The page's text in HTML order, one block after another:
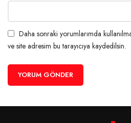
Daha sonraki yorumlarımda
ve site adresim bu tarayıcıya kaydedilsin.